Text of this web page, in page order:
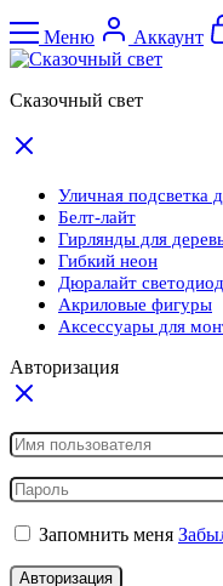
Меню Аккаунт
Сказочный свет
Уличная подсветка
Белт-лайт
Гирлянды для
Гибкий неон
Дюралайт
Акриловые фигуры
Аксессуары для
Авторизация
Запомнить меня
Авторизация